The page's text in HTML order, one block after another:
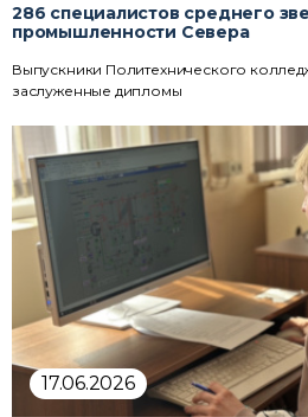
286 специалистов среднего
промышленности Севера
Выпускники Политехнического
заслуженные дипломы
17.06.2026